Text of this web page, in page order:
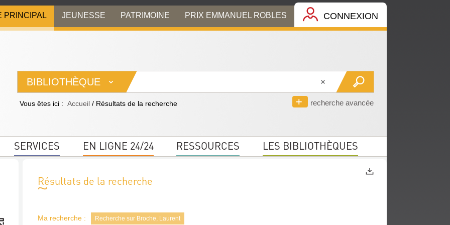
PRINCIPAL JEUNESSE PATRIMOINE PRIX EMMANUEL ROBLES CONNEXION
BIBLIOTHÈQUE
recherche avancée
Vous êtes ici : Accueil / Résultats de la recherche
SERVICES EN LIGNE 24/24 RESSOURCES LES BIBLIOTHÈQUES
Résultats de la recherche
Ma recherche : Recherche sur Broche, Laurent